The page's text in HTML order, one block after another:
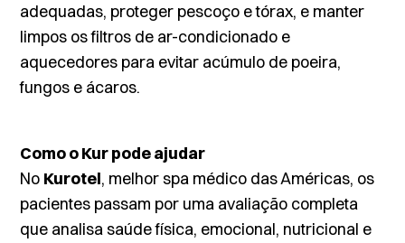
adequadas, proteger pescoço e tórax, e manter
limpos os filtros de ar-condicionado e
aquecedores para evitar acúmulo de poeira,
fungos e ácaros.
Como o Kur pode ajudar
No Kurotel, melhor spa médico das Américas, os
pacientes passam por uma avaliação completa
que analisa saúde física, emocional, nutricional e